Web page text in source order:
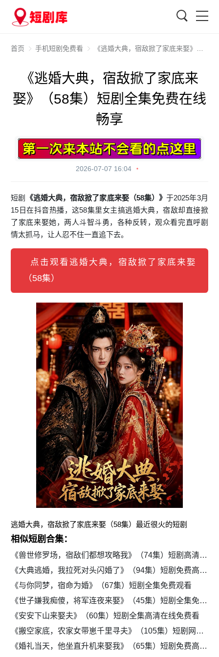
首页 手机短剧免费看 《逃婚大典，宿敌掀了家底来娶》（58集）短剧全集免费在线畅享
《逃婚大典，宿敌掀了家底来
娶》（58集）短剧全集免费在线
畅享
2026-07-07 16:04
短剧 《逃婚大典，宿敌掀了家底来娶（58集）》于2025年3月
15日在抖音热播，这58集里女主搞逃婚大典，宿敌却直接掀
了家底来娶她，两人斗智斗勇，各种反转，观众看完直呼剧
情太抓马，让人忍不住一直追下去。
点击观看逃婚大典，宿敌掀了家底来娶
（58集）
逃婚大典，宿敌掀了家底来娶（58集）最近很火的短剧
相似短剧合集：
《兽世修罗场，宿敌们都想攻略我》（74集）短剧高清免费全集观影
《大典逃婚，我拉死对头闪婚了》（94集）短剧免费高清追剧
《与你同梦，宿命为婚》（67集）短剧全集免费观看
《世子嫌我痴傻，将军连夜来娶》（45集）短剧全集免费在线享
《安安下山来娶夫》（60集）短剧全集高清在线免费看
《搬空家底，农家女带崽千里寻夫》（105集）短剧网页版免费全集观看
《婚礼当天，他坐直升机来娶我》（65集）短剧免费高清全集播放